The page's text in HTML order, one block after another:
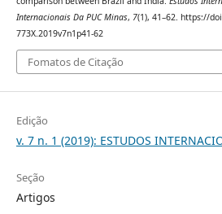
Internacionais Da PUC Minas, 7(1), 41–62. https://
773X.2019v7n1p41-62
Fomatos de Citação
Edição
v. 7 n. 1 (2019): ESTUDOS
Seção
Artigos